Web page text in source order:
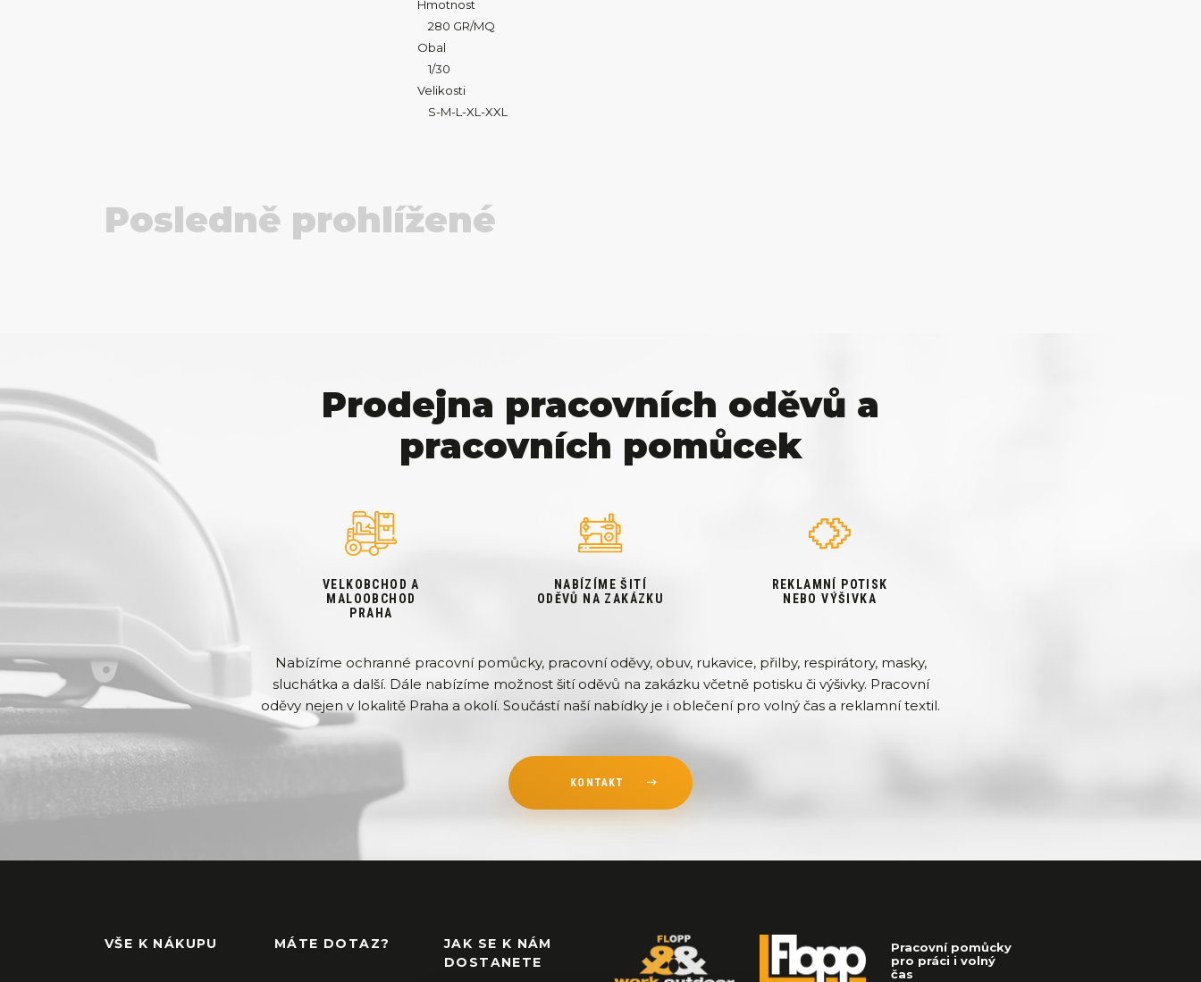
Hmotnost
280 GR/MQ
Obal
1/30
Velikosti
S-M-L-XL-XXL
Posledně prohlížené
Prodejna pracovních oděvů a
pracovních pomůcek
VELKOBCHOD A
MALOOBCHOD
PRAHA
NABÍZÍME ŠITÍ
ODĚVŮ NA ZAKÁZKU
REKLAMNÍ POTISK
NEBO VÝŠIVKA
Nabízíme ochranné pracovní pomůcky, pracovní oděvy, obuv, rukavice, přilby, respirátory, masky,
sluchátka a další. Dále nabízíme možnost šití oděvů na zakázku včetně potisku či výšivky. Pracovní
oděvy nejen v lokalitě Praha a okolí. Součástí naší nabídky je i oblečení pro volný čas a reklamní textil.
KONTAKT
VŠE K NÁKUPU MÁTE DOTAZ?
JAK SE K NÁM
DOSTANETE
Pracovní pomůcky
pro práci i volný
čas